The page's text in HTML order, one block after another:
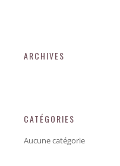
ARCHIVES
CATÉGORIES
Aucune catégorie